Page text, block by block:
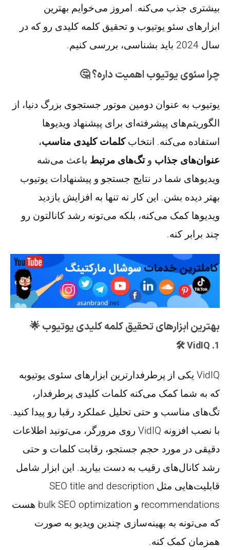
بیشتری جذب می‌کنه. امروز می‌خوایم بهترین
ابزارهای سئو یوتیوب و تحقیق کلمه کلیدی رو که در
سال 2024 باید بشناسی، بررسی کنیم.
چرا سئوی یوتیوب اهمیت داره؟ 🤔
یوتیوب به عنوان دومین موتور جستجوی بزرگ دنیا، از
الگوریتم‌های پیشرفته‌ای برای پیشنهاد ویدیوها
استفاده می‌کنه. انتخابکلمات کلیدی مناسب،
عنوان‌های جذاب وتگ‌های مرتبط باعث می‌شه
ویدیوهای شما در نتایج جستجو و پیشنهادات یوتیوب
بهتر دیده بشن. این کار نه تنها به افزایش بازدید
ویدیوها کمک می‌کنه، بلکه می‌تونه رشد کانالتون رو
چند برابر کنه.
بهترین ابزارهای تحقیق کلمه کلیدی یوتیوب 🌟
1.
VidIQ
🛠️
VidIQ یکی از پرطرفدارترین ابزارهای سئوی یوتیوبه
که به شما کمک می‌کنه کلمات کلیدی پرطرفدار،
تگ‌های مناسب و حتی تحلیل عملکرد رقبا رو پیدا کنید.
با نصب افزونه VidIQ روی مرورگر، می‌تونید اطلاعات
دقیقی در مورد حجم جستجو، رقابت کلمات و حتی
رشد کانال‌های رقیب به دست بیارید. این ابزار شامل
قابلیت‌هایی مثل SEO title and description
recommendations و bulk SEO optimization هست
که می‌تونه به بهینه‌سازی چندین ویدیو به صورت
همزمان کمک کنه​.